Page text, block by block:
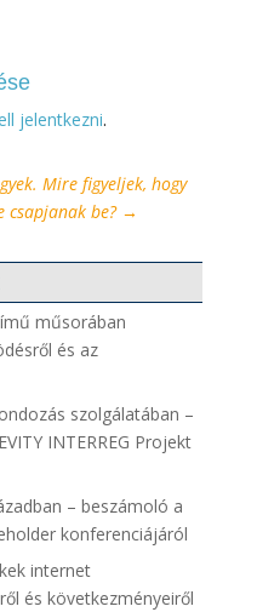
jelentkezni.
Mire figyeljek, hogy
csapjanak be?→
műsorában
és az
szolgálatában –
INTERREG Projekt
– beszámoló a
konferenciájáról
internet
és következményeiről